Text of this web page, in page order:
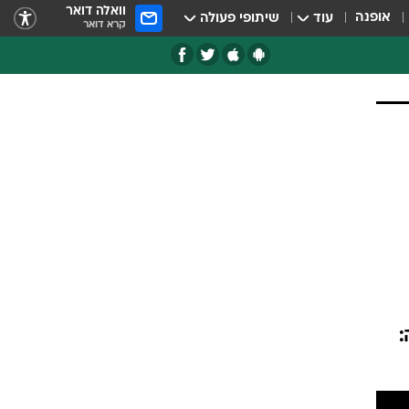
אופנה עוד שיתופי פעולה וואלה דואר
קרא דואר